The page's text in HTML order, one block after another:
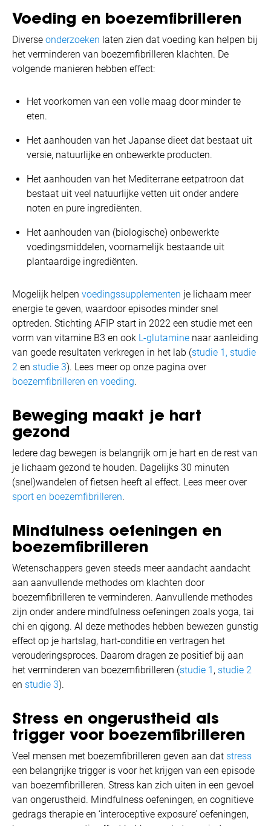
Voeding en boezemfibrilleren
Diverse onderzoeken laten zien dat voeding kan helpen bij
het verminderen van boezemfibrilleren klachten. De
volgende manieren hebben effect:
Het voorkomen van een volle maag door minder te
eten.
Het aanhouden van het Japanse dieet dat bestaat uit
versie, natuurlijke en onbewerkte producten.
Het aanhouden van het Mediterrane eetpatroon dat
bestaat uit veel natuurlijke vetten uit onder andere
noten en pure ingrediënten.
Het aanhouden van (biologische) onbewerkte
voedingsmiddelen, voornamelijk bestaande uit
plantaardige ingrediënten.
Mogelijk helpen voedingssupplementen je lichaam meer
energie te geven, waardoor episodes minder snel
optreden. Stichting AFIP start in 2022 een studie met een
vorm van vitamine B3 en ook L-glutamine naar aanleiding
van goede resultaten verkregen in het lab (studie 1, studie
2 en studie 3). Lees meer op onze pagina over
boezemfibrilleren en voeding.
Beweging maakt je hart
gezond
Iedere dag bewegen is belangrijk om je hart en de rest van
je lichaam gezond te houden. Dagelijks 30 minuten
(snel)wandelen of fietsen heeft al effect. Lees meer over
sport en boezemfibrilleren.
Mindfulness oefeningen en
boezemfibrilleren
Wetenschappers geven steeds meer aandacht aandacht
aan aanvullende methodes om klachten door
boezemfibrilleren te verminderen. Aanvullende methodes
zijn onder andere mindfulness oefeningen zoals yoga, tai
chi en qigong. Al deze methodes hebben bewezen gunstig
effect op je hartslag, hart-conditie en vertragen het
verouderingsproces. Daarom dragen ze positief bij aan
het verminderen van boezemfibrilleren (studie 1 , studie 2
en studie 3).
Stress en ongerustheid als
trigger voor boezemfibrilleren
Veel mensen met boezemfibrilleren geven aan dat stress
een belangrijke trigger is voor het krijgen van een episode
van boezemfibrilleren. Stress kan zich uiten in een gevoel
van ongerustheid. Mindfulness oefeningen, en cognitieve
gedrags therapie en ‘interoceptive exposure’ oefeningen,